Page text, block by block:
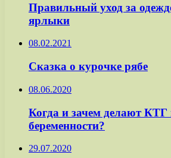
Правильный уход за
ярлыки
08.02.2021
Сказка о курочке рябе
08.06.2020
Когда и зачем делают КТГ
беременности?
29.07.2020